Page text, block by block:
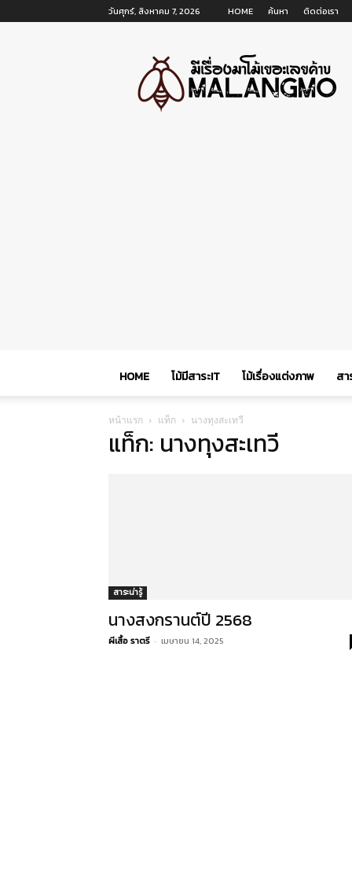
วันศุกร์, สิงหาคม 7, 2026 HOME ค้นหา ติดต่อเรา
malangmo.com
HOME โม้มีสาระIT โม้เรื่องแต่งภาพ สา
หน้าแรก แท็ก นางทุงสะเทวี
แท็ก: นางทุงสะเทวี
สาระน่ารู้
นางสงกรานต์ปี 2568
ผีเสื้อ ราตรี - เมษายน 14, 2025